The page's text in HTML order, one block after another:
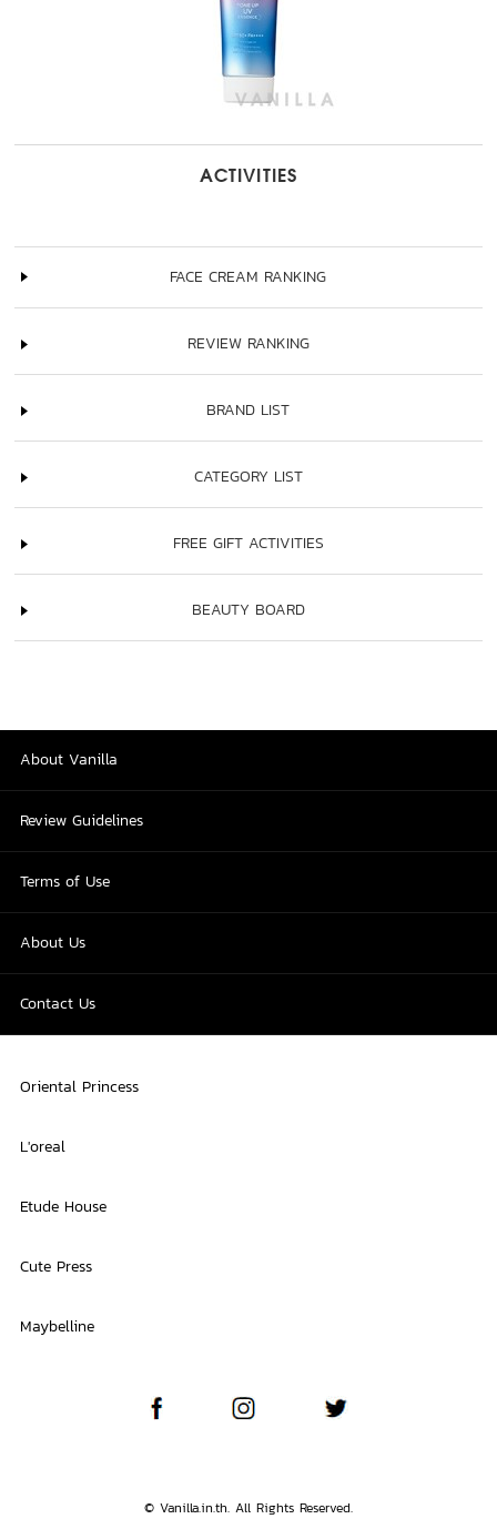
ACTIVITIES
FACE CREAM RANKING
REVIEW RANKING
BRAND LIST
CATEGORY LIST
FREE GIFT ACTIVITIES
BEAUTY BOARD
About Vanilla
Review Guidelines
Terms of Use
About Us
Contact Us
Oriental Princess
L'oreal
Etude House
Cute Press
Maybelline
© Vanilla.in.th. All Rights Reserved.